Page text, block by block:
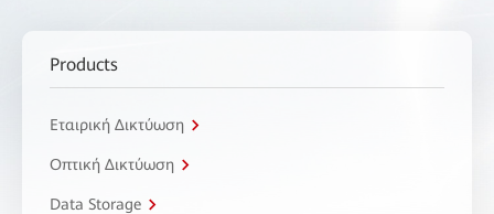
Products
Εταιρική Δικτύωση
Οπτική Δικτύωση
Data Storage